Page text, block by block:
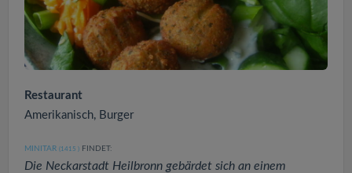
Restaurant
Amerikanisch, Burger
MINITAR (1415 ) FINDET:
Die Neckarstadt Heilbronn gebärdet sich an einem